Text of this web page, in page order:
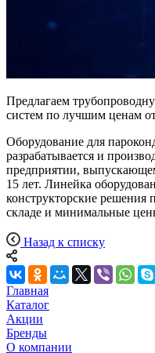
Предлагаем
систем по лучшим ценам
Оборудование для
разрабатывается и
предприятии,
15 лет. Линейка
конструкторские решения
складе и минимальные
Назад к списку
Главная
Каталог
Акции
Бренды
О компании